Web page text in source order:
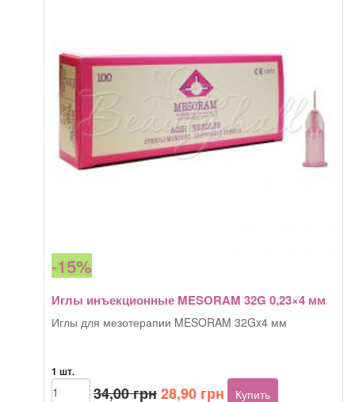
-15%
Иглы инъекционные MESORAM 32G 0,23×4 мм
Иглы для мезотерапии MESORAM 32Gx4 мм
1 шт.
34,00грнПервоначальная
28,90 грнТекущая
Количество
Купить